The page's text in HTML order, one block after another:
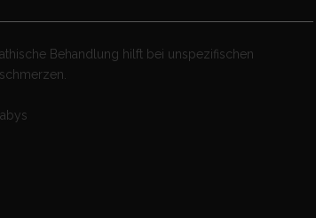
Behandlung hilft bei unspezifischen